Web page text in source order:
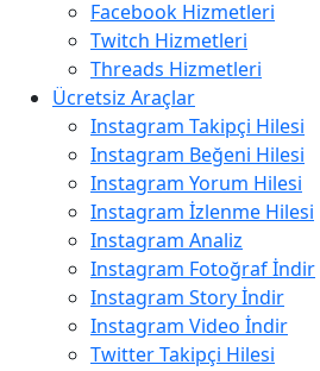
Facebook Hizmetleri
Twitch Hizmetleri
Threads Hizmetleri
Ücretsiz Araçlar
Instagram Takipçi Hilesi
Instagram Beğeni Hilesi
Instagram Yorum Hilesi
Instagram İzlenme Hilesi
Instagram Analiz
Instagram Fotoğraf İndir
Instagram Story İndir
Instagram Video İndir
Twitter Takipçi Hilesi